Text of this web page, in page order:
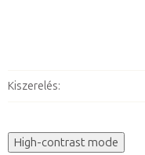
Kiszerelés:
High-contrast mode